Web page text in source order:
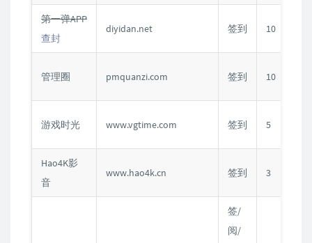
第一弹APP
查封
diyidan.net 签到 10
管理圈 pmquanzi.com 签到 10
游戏时光 www.vgtime.com 签到 5
Hao4K影
音
www.hao4k.cn 签到 3
签/
阅/